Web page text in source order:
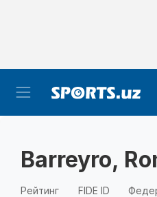
Barreyro,
Рейтинг FIDE ID